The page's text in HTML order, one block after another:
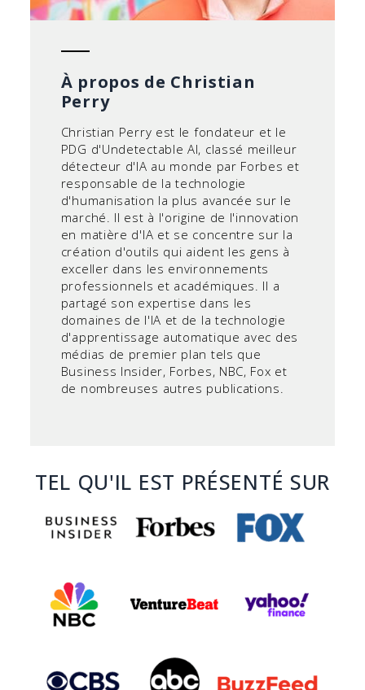
À propos de Christian
Perry
Christian Perry est le fondateur et le
PDG d'Undetectable AI, classé meilleur
détecteur d'IA au monde par Forbes et
responsable de la technologie
d'humanisation la plus avancée sur le
marché. Il est à l'origine de l'innovation
en matière d'IA et se concentre sur la
création d'outils qui aident les gens à
exceller dans les environnements
professionnels et académiques. Il a
partagé son expertise dans les
domaines de l'IA et de la technologie
d'apprentissage automatique avec des
médias de premier plan tels que
Business Insider, Forbes, NBC, Fox et
de nombreuses autres publications.
TEL QU'IL EST PRÉSENTÉ SUR